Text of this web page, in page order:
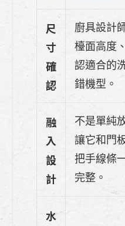
尺
寸
確
認
廚具設計
檯面高度
認適合的
錯機型。
融
入
設
計
不是單純
讓它和門
把手線條
完整。
水